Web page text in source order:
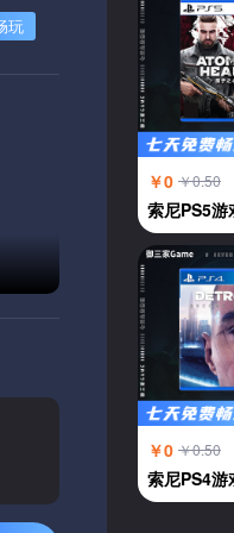
玩
￥0 ￥0.50
￥0 ￥0.50